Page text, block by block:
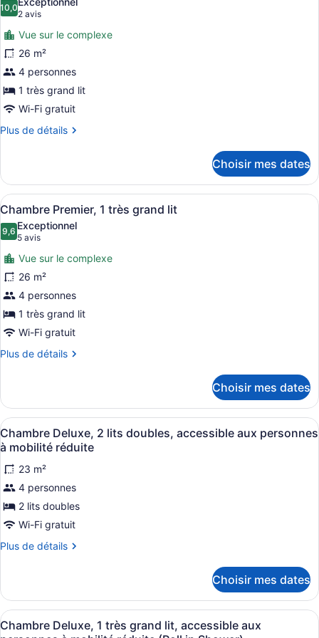
grand
les
photos
pour
ce
type
de
chambre :
Chambre
très
grand
lit
10,010,0 sur 10
2 avis
(2 avis)
Vue sur le complexe
26 m²
4 personnes
1 très grand lit
Wi-Fi gratuit
Plus de détails
Plus
Chambre
Premier,
1
grand
Choisir mes dates
Afficher
toutes
les
photos
pour
ce
type
de
chambre :
Chambre
très
grand
lit
Un lit bien fait, avec du linge de
7
Chambre Premier, 1 très grand lit
9,69,6 sur 10
Exceptionnel
5 avis
(5 avis)
Vue sur le complexe
26 m²
4 personnes
1 très grand lit
Wi-Fi gratuit
Plus de détails
Plus
Chambre
Premier,
1
très
grand
lit
Choisir mes dates
Afficher
toutes
les
photos
pour
ce
type
de
chambre :
Deluxe,
2
lits
Une chambre d’hôtel avec deux
4
Chambre Deluxe, 2 lits doubles, accessible aux personnes
à mobilité réduite
23 m²
4 personnes
2 lits doubles
Wi-Fi gratuit
Plus de détails
Plus
Chambre
Deluxe,
2
lits
Choisir mes dates
Afficher
toutes
Un lit bien fait, avec du linge de
2
Chambre Deluxe, 1 très grand lit, accessible aux